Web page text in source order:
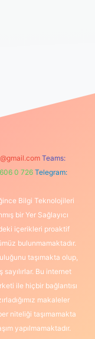
Teams:
0 726 Telegram:
Bilgi Teknolojileri
bir Yer Sağlayıcı
içerikleri proaktif
bulunmamaktadır.
taşımakta olup,
Bu internet
ile hiçbir bağlantısı
makaleler
niteliği taşımamakta
yapılmamaktadır.